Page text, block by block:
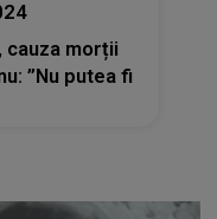
cauza morții
”Nu putea fi